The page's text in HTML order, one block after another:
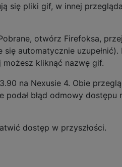
się pliki gif, w innej
otwórz Firefoksa,
się automatycznie
kliknąć nazwę gif.
na Nexusie 4. Obie
podał błąd odmowy
dostęp w przyszłości.